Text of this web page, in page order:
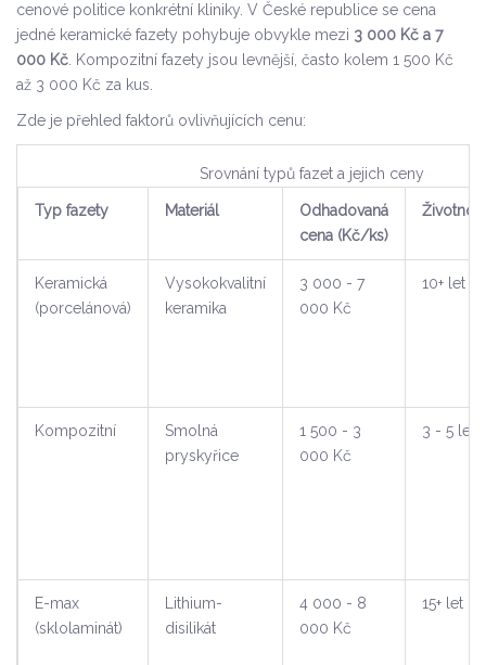
cenové politice konkrétní kliniky. V České republice se cena
jedné keramické fazety pohybuje obvykle mezi 3 000 Kč a 7
000 Kč. Kompozitní fazety jsou levnější, často kolem 1 500 Kč
až 3 000 Kč za kus.
Zde je přehled faktorů ovlivňujících cenu:
Srovnání typů fazet a jejich ceny
Typ fazety Materiál
Odhadovaná
cena (Kč/ks)
Životnost
Keramická
(porcelánová)
Vysokokvalitní
keramika
3 000 - 7
000 Kč
10+ let
Kompozitní
Smolná
pryskyřice
1 500 - 3
000 Kč
3 - 5 let
E-max
(sklolaminát)
Lithium-
disilikát
4 000 - 8
000 Kč
15+ let